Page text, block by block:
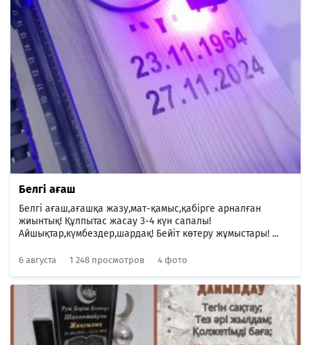
Белгі ағаш
Белгі ағаш,ағашқа жазу,мат-қамыс,қабірге арналған
жиынтық! Құлпытас жасау 3-4 күн сапалы!
Айшықтар,күмбездер,шардақ! Бейіт көтеру жұмыстары! ...
6 августа 1 248 просмотров 4 фото